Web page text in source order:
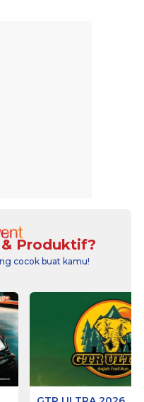
Produktif?
cocok buat kamu!